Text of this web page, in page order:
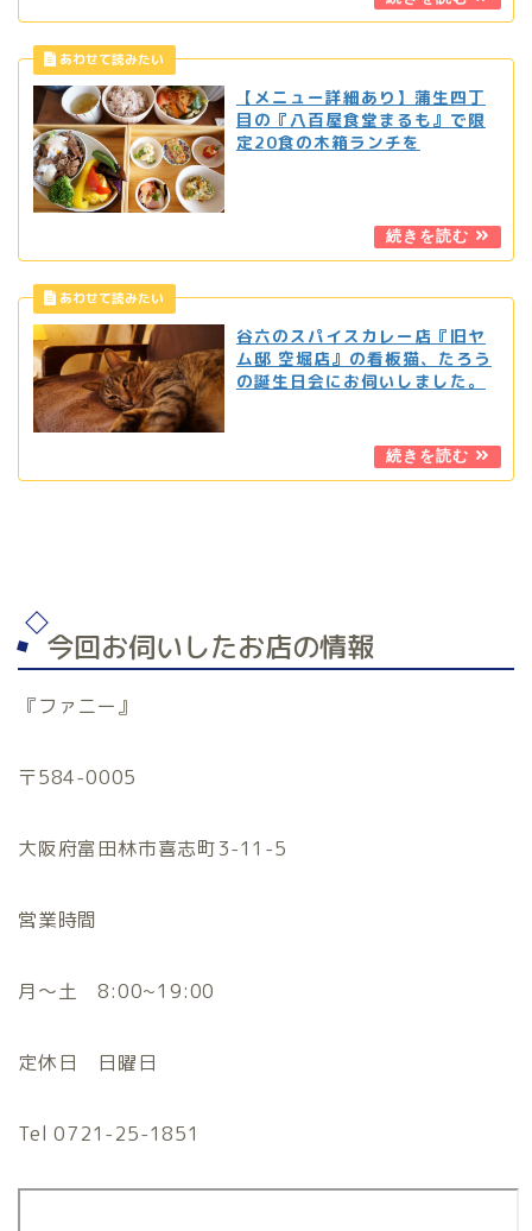
【メニュー詳細あり】蒲生四丁
目の『八百屋食堂まるも』で限
定20食の木箱ランチを
谷六のスパイスカレー店『旧ヤ
ム邸 空堀店』の看板猫、たろう
の誕生日会にお伺いしました。
今回お伺いしたお店の情報
『ファニー』
〒584-0005
大阪府富田林市喜志町3-11-5
営業時間
月〜土 8:00~19:00
定休日 日曜日
Tel 0721-25-1851